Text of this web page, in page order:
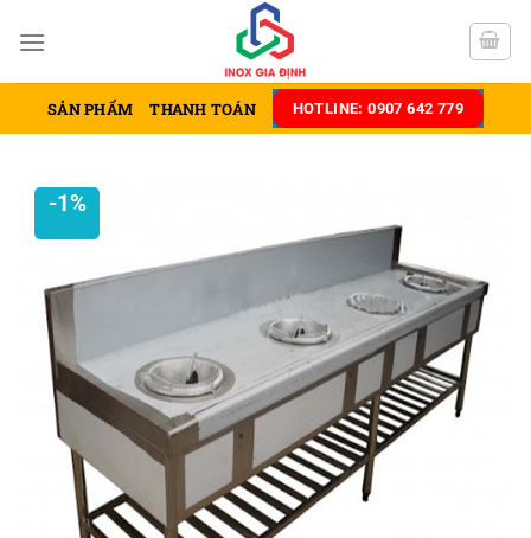
đến
SẢN PHẨM THANH TOÁN HOTLINE: 0907 642 779
-1%